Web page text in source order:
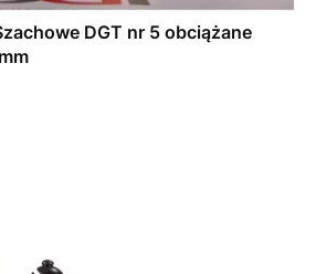
DGT nr 5 obciążane